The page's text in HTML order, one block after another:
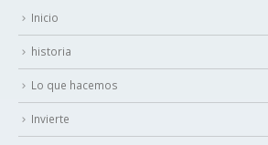
Inicio
historia
Lo que hacemos
Invierte